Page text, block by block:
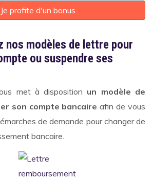
Je profite d'un bonus
nos modèles de lettre pour
ou suspendre ses
met à disposition un modèle de
son compte bancaire afin de vous
de demande pour changer de
bancaire.